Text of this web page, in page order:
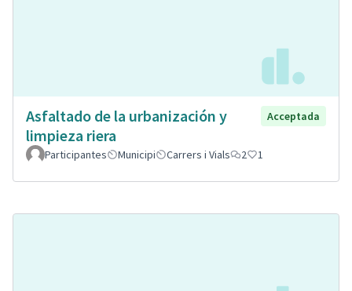
Asfaltado de la urbanización y
limpieza riera
Acceptada
Participantes Municipi Carrers i Vials 2 1